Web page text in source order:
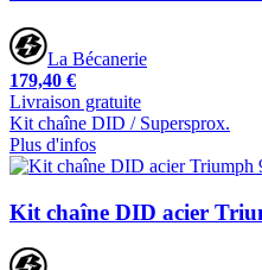
La Bécanerie
179,40 €
Livraison gratuite
Kit chaîne DID / Supersprox.
Plus d'infos
Kit chaîne DID acier